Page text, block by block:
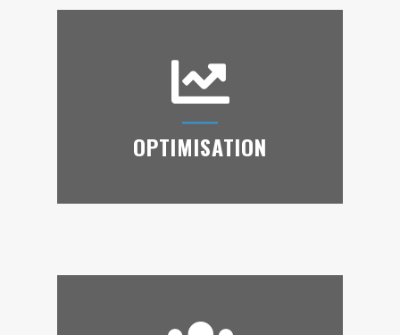
Suivez votre parc automobile avec des outils
perfectionnés : suivi en temps réel, suivi des
trajets, suivi de consommation, statistiques,
OPTIMISATION
Optimisez la consommation de vos véhicules,